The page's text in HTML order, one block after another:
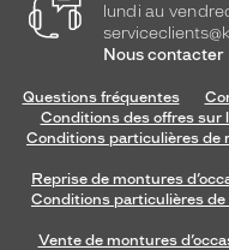
lundi au
Nous contacter
Questions fréquentes
Conditions des offres sur
Conditions particulières de
Reprise de montures
Conditions particulières de
Vente de montures